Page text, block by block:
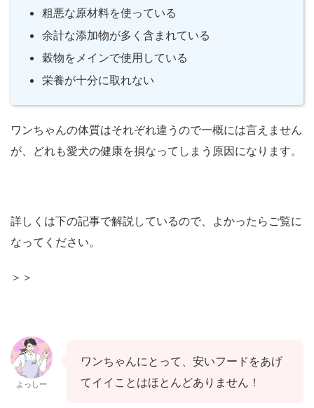
粗悪な原材料を使っている
余計な添加物が多く含まれている
穀物をメインで使用している
栄養が十分に取れない
ワンちゃんの体質はそれぞれ違うので一概には言えません
が、どれも愛犬の健康を損なってしまう原因になります。
詳しくは下の記事で解説しているので、よかったらご覧に
なってください。
＞＞
よっしー
ワンちゃんにとって、安いフードをあげ
てイイことはほとんどありません！